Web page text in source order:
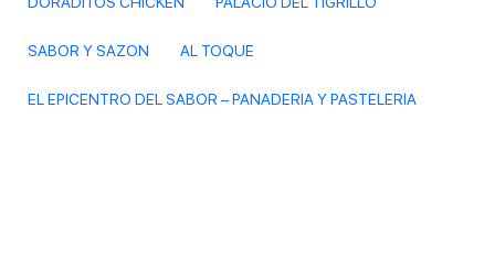
SABOR Y SAZON AL TOQUE
EL EPICENTRO DEL SABOR – PANADERIA Y PASTELERIA